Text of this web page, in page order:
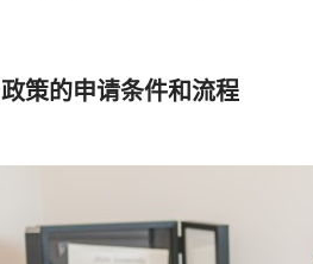
策的申请条件和流程